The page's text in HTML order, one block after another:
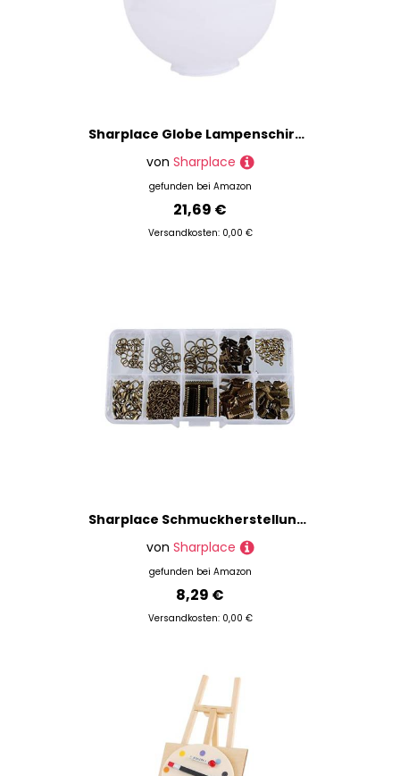
Sharplace Globe Lampenschirm für Den Außenbereich, Kugel Lampenschirm, Einfache Installation, Lampenabdeckung, Globe Stehlampe, 25 cm 120 mm Mund
von Sharplace
gefunden bei Amazon
21,69 €
Versandkosten: 0,00 €
Sharplace Schmuckherstellung Kit aus aus Verschluss Kettenverschluss Karabiner, Bronze, 5MM-20MM
von Sharplace
gefunden bei Amazon
8,29 €
Versandkosten: 0,00 €